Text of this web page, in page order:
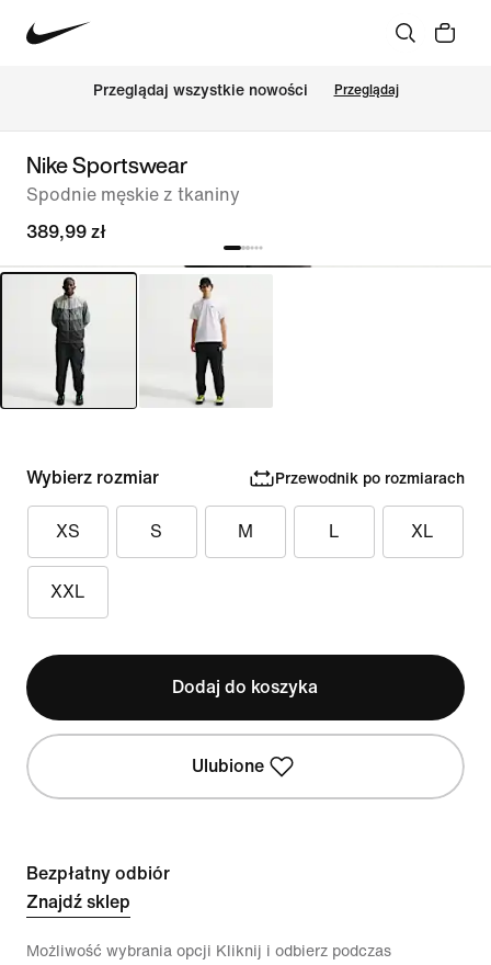
Przeglądaj wszystkie nowości Przeglądaj
Nike Sportswear
Spodnie męskie z tkaniny
389,99 zł
Wybierz rozmiar Przewodnik po rozmiarach
XS S M L XL
XXL
Dodaj do koszyka
Ulubione
Bezpłatny odbiór
Znajdź sklep
Możliwość wybrania opcji Kliknij i odbierz podczas